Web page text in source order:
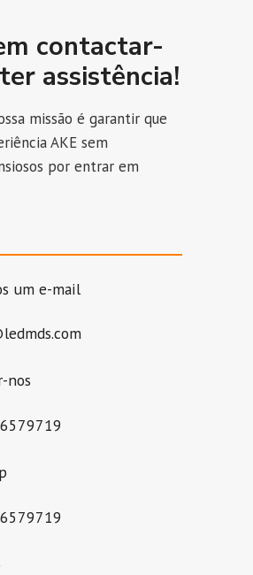
contactar-
assistência!
missão é garantir que
AKE sem
por entrar em
um e-mail
nos